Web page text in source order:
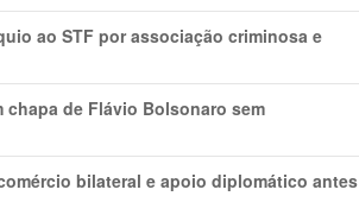
ao STF por associação criminosa e
de Flávio Bolsonaro sem
bilateral e apoio diplomático antes